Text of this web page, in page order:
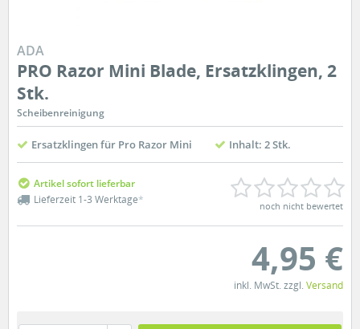
ADA
PRO Razor Mini Blade, Ersatzklingen, 2
Stk.
Scheibenreinigung
Ersatzklingen für Pro Razor Mini Inhalt: 2 Stk.
Artikel sofort lieferbar
Lieferzeit 1-3 Werktage* noch nicht bewertet
4,95 €
inkl. MwSt. zzgl. Versand